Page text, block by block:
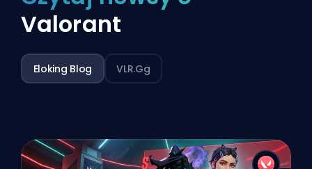
Valorant
Eloking Blog VLR.gg